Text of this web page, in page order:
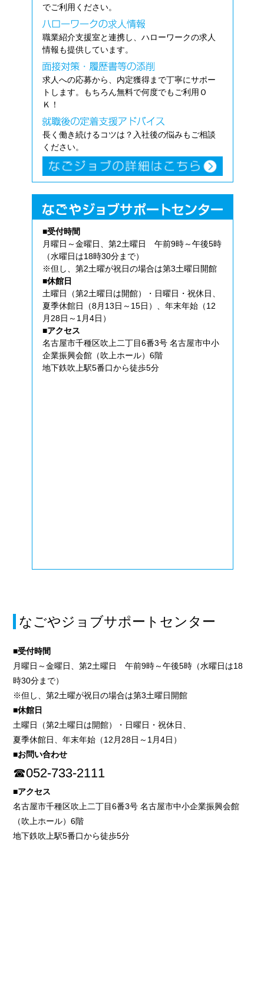
でご利用ください。
職業紹介支援室と連携し、ハローワークの求人
情報も提供しています。
求人への応募から、内定獲得まで丁寧にサポー
トします。もちろん無料で何度でもご利用Ｏ
Ｋ！
長く働き続けるコツは？入社後の悩みもご相談
ください。
■受付時間
月曜日～金曜日、第2土曜日 午前9時～午後5時
（水曜日は18時30分まで）
※但し、第2土曜が祝日の場合は第3土曜日開館
■休館日
土曜日（第2土曜日は開館）・日曜日・祝休日、
夏季休館日（8月13日～15日）、年末年始（12
月28日～1月4日）
■アクセス
名古屋市千種区吹上二丁目6番3号 名古屋市中小
企業振興会館（吹上ホール）6階
地下鉄吹上駅5番口から徒歩5分
なごやジョブサポートセンター
■受付時間
月曜日～金曜日、第2土曜日 午前9時～午後5時（水曜日は18
時30分まで）
※但し、第2土曜が祝日の場合は第3土曜日開館
■休館日
土曜日（第2土曜日は開館）・日曜日・祝休日、
夏季休館日、年末年始（12月28日～1月4日）
■お問い合わせ
☎052-733-2111
■アクセス
名古屋市千種区吹上二丁目6番3号 名古屋市中小企業振興会館
（吹上ホール）6階
地下鉄吹上駅5番口から徒歩5分